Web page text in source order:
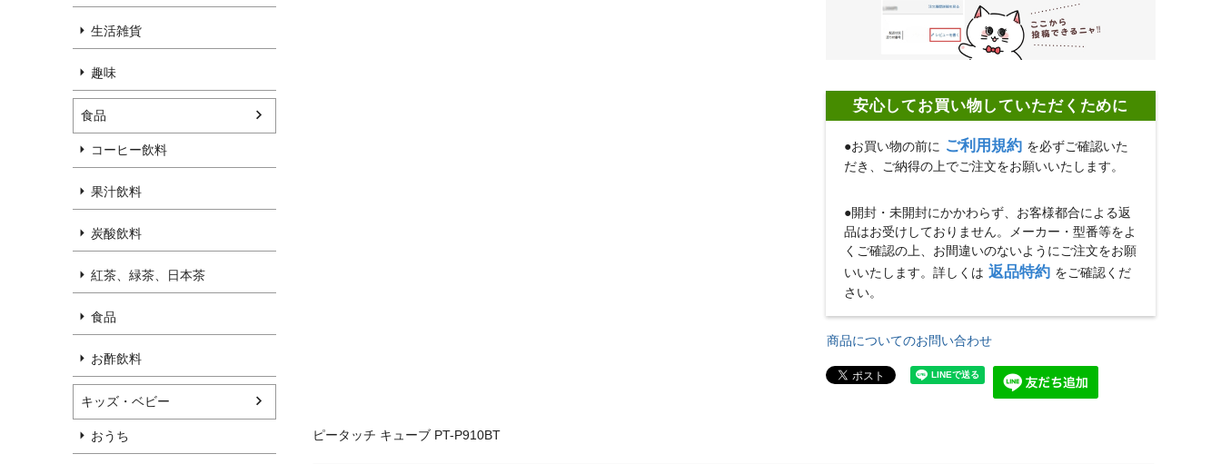
生活雑貨
趣味
食品
コーヒー飲料
果汁飲料
炭酸飲料
紅茶、緑茶、日本茶
食品
お酢飲料
キッズ・ベビー
おうち
安心してお買い物していただくために
●お買い物の前に ご利用規約 を必ずご確認いた
だき、ご納得の上でご注文をお願いいたします。
●開封・未開封にかかわらず、お客様都合による返
品はお受けしておりません。メーカー・型番等をよ
くご確認の上、お間違いのないようにご注文をお願
いいたします。詳しくは 返品特約 をご確認くだ
さい。
商品についてのお問い合わせ
ピータッチ キューブ PT-P910BT